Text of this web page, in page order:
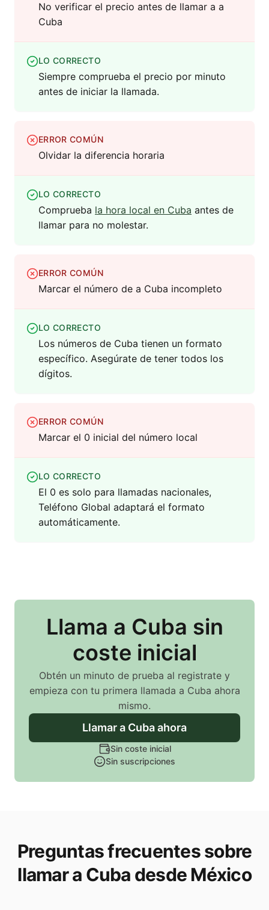
No verificar el precio antes de llamar a a
Cuba
LO CORRECTO
Siempre comprueba el precio por minuto
antes de iniciar la llamada.
ERROR COMÚN
Olvidar la diferencia horaria
LO CORRECTO
Comprueba la hora local en Cuba antes de
llamar para no molestar.
ERROR COMÚN
Marcar el número de a Cuba incompleto
LO CORRECTO
Los números de Cuba tienen un formato
específico. Asegúrate de tener todos los
dígitos.
ERROR COMÚN
Marcar el 0 inicial del número local
LO CORRECTO
El 0 es solo para llamadas nacionales,
Teléfono Global adaptará el formato
automáticamente.
Llama a Cuba sin
coste inicial
Obtén un minuto de prueba al registrate y
empieza con tu primera llamada a Cuba ahora
mismo.
Llamara Cubaahora
Sin coste inicial
Sin suscripciones
Preguntas frecuentes sobre
llamar a Cuba desde México